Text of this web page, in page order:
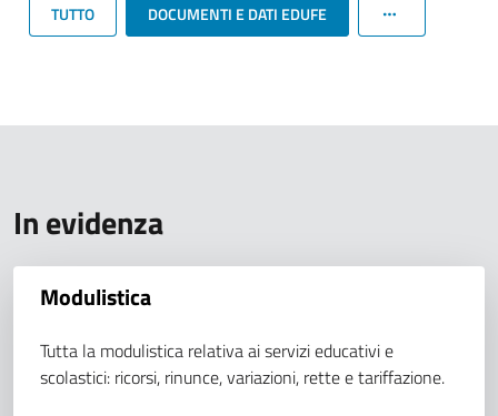
TUTTO DOCUMENTI E DATI EDUFE
In evidenza
Modulistica
Tutta la modulistica relativa ai servizi educativi e
scolastici: ricorsi, rinunce, variazioni, rette e tariffazione.